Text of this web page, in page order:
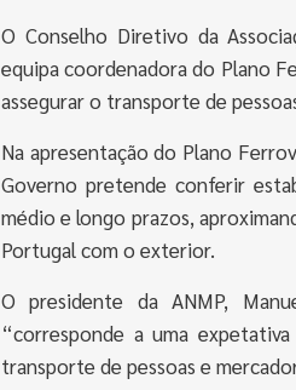
O Conselho Diretivo da
equipa coordenadora do Plano
assegurar o transporte de
Na apresentação do Plano
Governo pretende conferir
médio e longo prazos,
Portugal com o exterior.
O presidente da ANMP,
“corresponde a uma
transporte de pessoas e